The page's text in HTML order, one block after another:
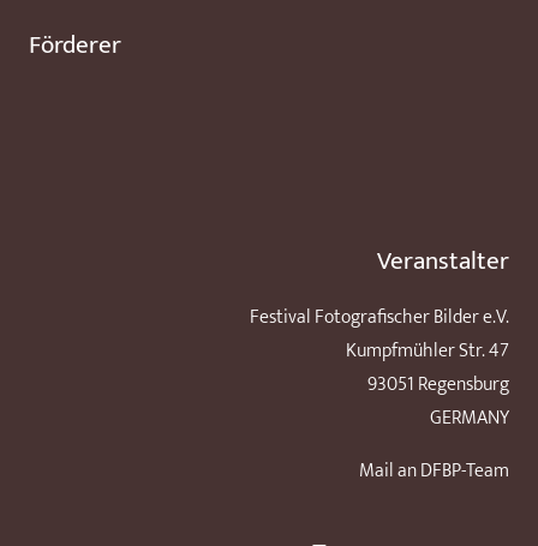
Förderer
Veranstalter
Festival Fotografischer Bilder e.V.
Kumpfmühler Str. 47
93051 Regensburg
GERMANY
Mail an DFBP-Team